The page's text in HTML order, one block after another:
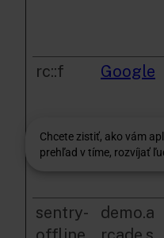
rc::f Google
sentry-
demo.a